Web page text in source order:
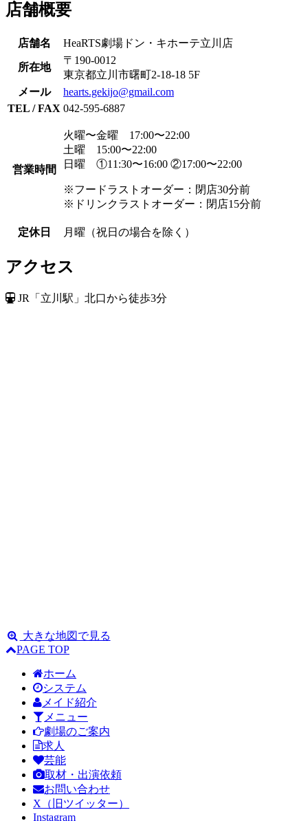
店舗概要
店舗名 HeaRTS劇場ドン・キホーテ立川店
所在地
〒190-0012
東京都立川市曙町2-18-18 5F
メール
hearts.gekijo@gmail.com
TEL / FAX 042-595-6887
営業時間
火曜〜金曜 17:00〜22:00
土曜 15:00〜22:00
日曜 ①11:30〜16:00 ②17:00〜22:00
※フードラストオーダー：閉店30分前
※ドリンクラストオーダー：閉店15分前
定休日 月曜（祝日の場合を除く）
アクセス
JR「立川駅」北口から徒歩3分
大きな地図で見る
PAGE TOP
ホーム
システム
メイド紹介
メニュー
劇場のご案内
求人
芸能
取材・出演依頼
お問い合わせ
X（旧ツイッター）
Instagram